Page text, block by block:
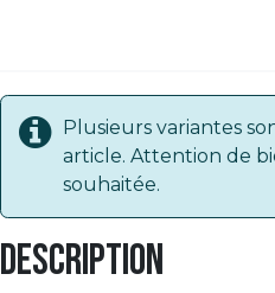
Plusieurs variantes
article. Attention de
souhaitée.
Description